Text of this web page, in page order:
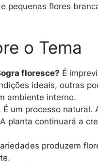
pequenas flores
o Tema
floresce? É
ideais, outras
ambiente interno.
É um processo natural.
planta continuará a
produzem